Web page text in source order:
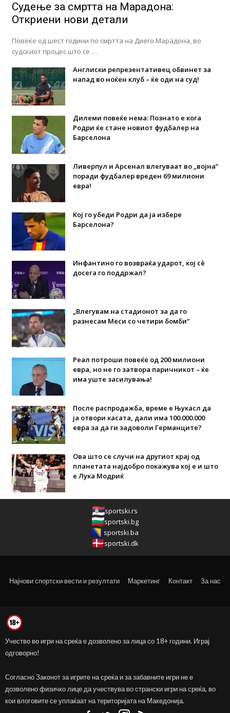
Судење за смртта на Марадона:
Откриени нови детали
Повеќе од шест години по смртта на Диего Марадона, во
судскиот процес што се …
Англиски репрезентативец обвинет за
напад во ноќен клуб – ќе оди на суд!
Дилеми повеќе нема: Познато е кога
Родри ќе стане новиот фудбалер на
Барселона
Ливерпул и Арсенал влегуваат во „војна“
поради фудбалер вреден 69 милиони
евра!
Кој го убеди Родри да ја избере
Барселона?
Инфантино го возвраќа ударот, кој сè
досега го поддржал?
„Влегувам на стадионот за да го
разнесам Меси со четири бомби“
Реал потроши повеќе од 200 милиони
евра, но не го затвора паричникот – ќе
има уште засилувања!
После распродажба, време е Њукасл да
ја отвори касата, дали има 100.000.000
евра за да ги задоволи Германците?
Ова што се случи на другиот крај од
планетата најдобро покажува кој е и што
е Лука Модриќ
sportski.rs
sportski.bg
sportski.ba
sportski.dk
Најнови спортски вести и резултати Маркетинг Контакт За нас
Учество во игри на среќа е дозволено за лица со 18+ години. Играј
одговорно!
Согласно Законот за игрите на среќа и за забавните игри не е
дозволено физичко лице да учествува во странски игри на среќа, во
кои влоговите се уплаќаат на територијата на Македонија.